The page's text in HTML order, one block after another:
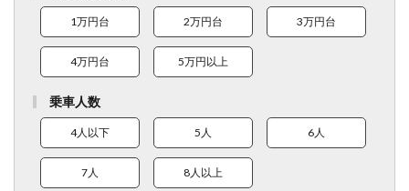
1万円台 2万円台 3万円台
4万円台 5万円以上
乗車人数
4人以下 5人 6人
7人 8人以上